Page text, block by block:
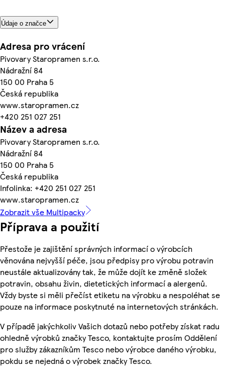
Údaje o značce
Adresa pro vrácení
Pivovary Staropramen s.r.o.
Nádražní 84
150 00 Praha 5
Česká republika
www.staropramen.cz
+420 251 027 251
Název a adresa
Pivovary Staropramen s.r.o.
Nádražní 84
150 00 Praha 5
Česká republika
Infolinka: +420 251 027 251
www.staropramen.cz
Zobrazit vše Multipacky
Příprava a použití
Přestože je zajištění správných informací o výrobcích
věnována nejvyšší péče, jsou předpisy pro výrobu potravin
neustále aktualizovány tak, že může dojít ke změně složek
potravin, obsahu živin, dietetických informací a alergenů.
Vždy byste si měli přečíst etiketu na výrobku a nespoléhat se
pouze na informace poskytnuté na internetových stránkách.
V případě jakýchkoliv Vašich dotazů nebo potřeby získat radu
ohledně výrobků značky Tesco, kontaktujte prosím Oddělení
pro služby zákazníkům Tesco nebo výrobce daného výrobku,
pokdu se nejedná o výrobek značky Tesco.